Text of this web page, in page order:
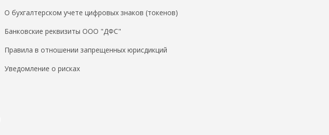
О бухгалтерском учете цифровых знаков (токенов)
Банковские реквизиты ООО "ДФС"
Правила в отношении запрещенных юрисдикций
Уведомление о рисках